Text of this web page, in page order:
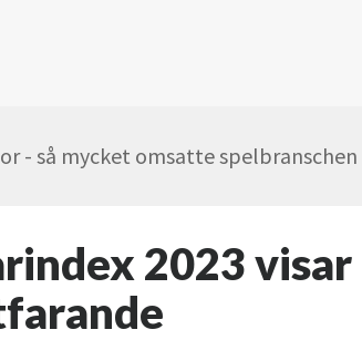
- så mycket omsatte spelbranschen
2023 visar